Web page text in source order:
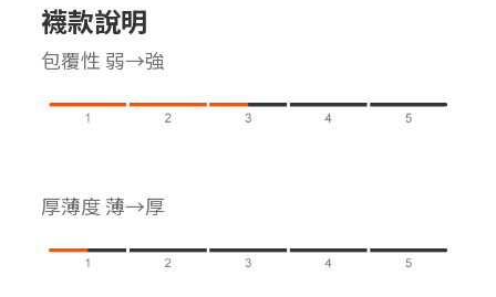
襪款說明
包覆性 弱→強
厚薄度 薄→厚